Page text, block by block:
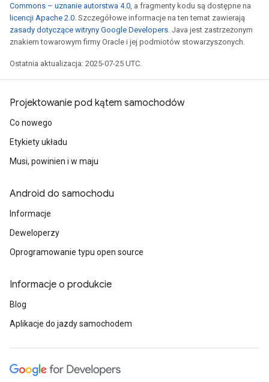
Commons – uznanie autorstwa 4.0 , a fragmenty kodu są dostępne na
licencji Apache 2.0 . Szczegółowe informacje na ten temat zawierają
zasady dotyczące witryny Google Developers . Java jest zastrzeżonym
znakiem towarowym firmy Oracle i jej podmiotów stowarzyszonych.
Ostatnia aktualizacja: 2025-07-25 UTC.
Projektowanie pod kątem samochodów
Co nowego
Etykiety układu
Musi, powinien i w maju
Android do samochodu
Informacje
Deweloperzy
Oprogramowanie typu open source
Informacje o produkcie
Blog
Aplikacje do jazdy samochodem